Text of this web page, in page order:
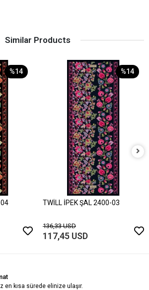
Similar Products
%14 %14
TWİLL İPEK ŞAL 2400-03
136,33 USD
117,45 USD
en kısa sürede elinize ulaşır.